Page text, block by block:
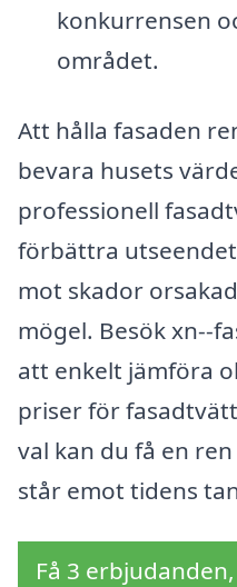
konkurrensen
området.
Att hålla fasaden
bevara husets
professionell
förbättra
mot skador
mögel. Besök xn--
att enkelt jämföra
priser för
val kan du få en
står emot tidens
Få 3